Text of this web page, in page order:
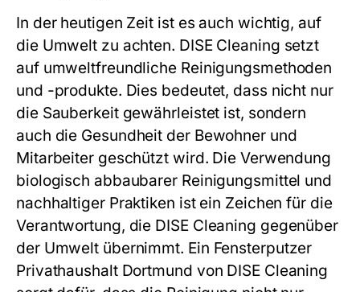
In der heutigen Zeit ist es auch wichtig, auf
die Umwelt zu achten. DISE Cleaning setzt
auf umweltfreundliche Reinigungsmethoden
und -produkte. Dies bedeutet, dass nicht nur
die Sauberkeit gewährleistet ist, sondern
auch die Gesundheit der Bewohner und
Mitarbeiter geschützt wird. Die Verwendung
biologisch abbaubarer Reinigungsmittel und
nachhaltiger Praktiken ist ein Zeichen für die
Verantwortung, die DISE Cleaning gegenüber
der Umwelt übernimmt. Ein Fensterputzer
Privathaushalt Dortmund von DISE Cleaning